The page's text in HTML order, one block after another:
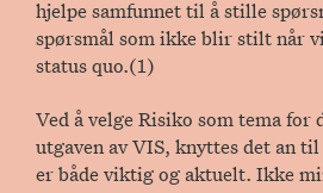
hjelpe samfunnet til å stille
spørsmål som ikke blir stilt når
status quo.(1)
Ved å velge Risiko som tema
utgaven av VIS, knyttes det an
er både viktig og aktuelt. Ikke